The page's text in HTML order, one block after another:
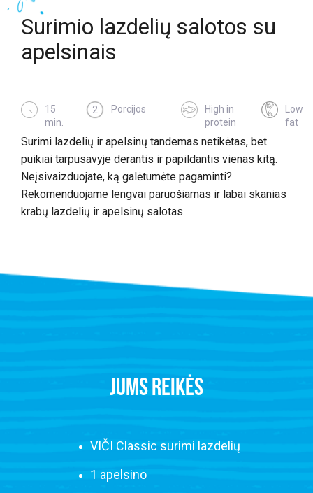
Surimio lazdelių salotos su
apelsinais
15
min.
2 Porcijos
High in
protein
Low
fat
Surimi lazdelių ir apelsinų tandemas netikėtas, bet
puikiai tarpusavyje derantis ir papildantis vienas kitą.
Neįsivaizduojate, ką galėtumėte pagaminti?
Rekomenduojame lengvai paruošiamas ir labai skanias
krabų lazdelių ir apelsinų salotas.
JUMS REIKĖS
VIČI Classic surimi lazdelių
1 apelsino